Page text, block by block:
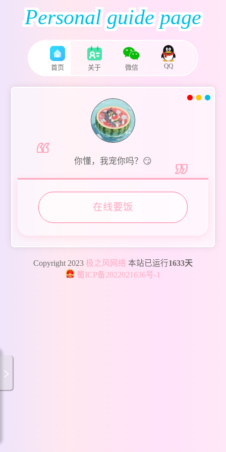
Personal guide page
首页 关于 微信 QQ
被你发现啦
你懂，我宠你吗？😏
在线要饭
Copyright 2023 极之风网络 本站已运行1633天
蜀ICP备2022021636号-1